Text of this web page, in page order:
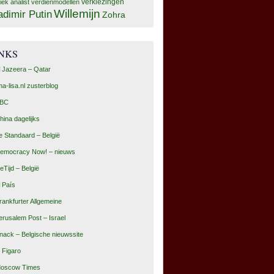
analist verdienmodellen verkiezingen
PutinWillemijn Zohra
Jazeera – Qatar
lisa.nl zusterblog
dagelijks
Standaard – België
Now! – nieuws
– België
País
Allgemeine
Post – Israel
– Belgische nieuwssite
Figaro
Times